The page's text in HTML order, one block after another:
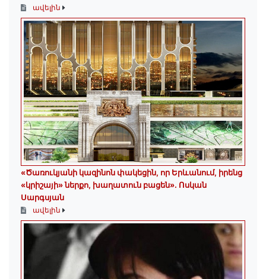
ավելին
«Ծառուկյանի կազինոն փակեցին, որ Երևանում, իրենց
«կրիշայի» ներքո, խաղատուն բացեն»․ Ոսկան
Սարգսյան
ավելին